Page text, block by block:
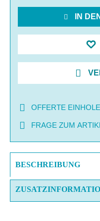
IN
OFFERTE
FRAGE ZUM
BESCHREIBUNG